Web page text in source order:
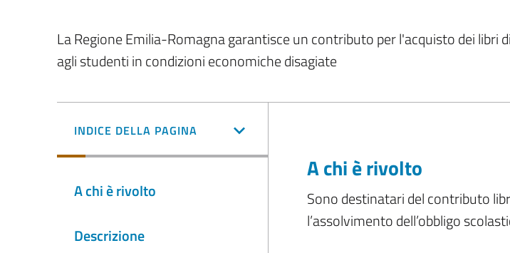
La Regione Emilia-Romagna garantisce un contributo per l'acquisto dei libri
agli studenti in condizioni economiche disagiate
INDICE DELLA PAGINA
A chi è rivolto
Descrizione
A chi è rivolto
Sono destinatari del contributo
l’assolvimento dell’obbligo